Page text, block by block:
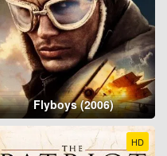
Flyboys (2006)
HD